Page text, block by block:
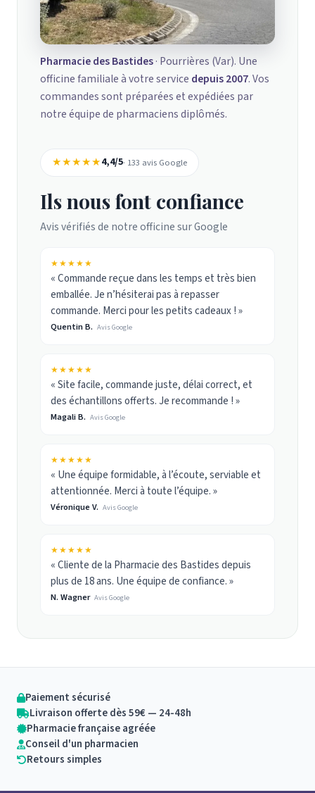
Pharmacie des Bastides· Pourrières (Var). Une
officine familiale à votre service depuis 2007. Vos
commandes sont préparées et expédiées par
notre équipe de pharmaciens diplômés.
★★★★★4,4/5· 133 avis Google
Ils nous font confiance
Avis vérifiés de notre officine sur Google
★★★★★
« Commande reçue dans les temps et très bien
emballée. Je n’hésiterai pas à repasser
commande. Merci pour les petits cadeaux ! »
Quentin B. Avis Google
★★★★★
« Site facile, commande juste, délai correct, et
des échantillons offerts. Je recommande ! »
Magali B. Avis Google
★★★★★
« Une équipe formidable, à l’écoute, serviable et
attentionnée. Merci à toute l’équipe. »
Véronique V. Avis Google
★★★★★
« Cliente de la Pharmacie des Bastides depuis
plus de 18 ans. Une équipe de confiance. »
N. Wagner Avis Google
Paiement sécurisé
Livraison offerte dès 59€ — 24-48h
Pharmacie française agréée
Conseil d'un pharmacien
Retours simples